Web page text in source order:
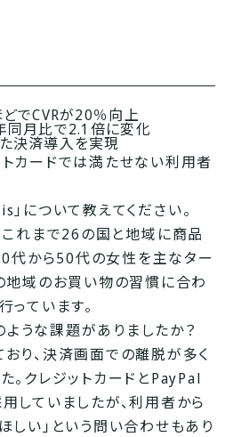
でCVRが20％向上
同月比で2.1倍に変化
決済導入を実現
カードでは満たせない利用者
について教えてください。
これまで26の国と地域に商品
代から50代の女性を主なター
地域のお買い物の習慣に合わ
っています。
うな課題がありましたか？
り、決済画面での離脱が多く
。クレジットカードとPayPal
していましたが、利用者から
しい」という問い合わせもあり